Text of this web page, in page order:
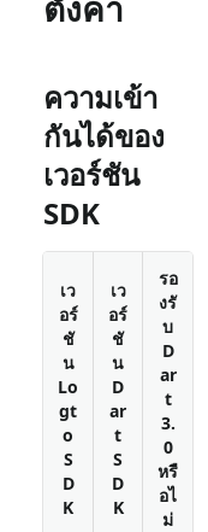
ความเข้า
กันได้ของ
เวอร์ชัน
SDK
เว
อร์
ชั
น
Lo
gt
o
S
D
K
เว
อร์
ชั
น
D
ar
t
S
D
K
รอ
งรั
บ
D
ar
t
3.
0
หรื
อไ
ม่